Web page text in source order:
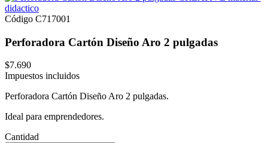
Código C717001
Perforadora Cartón Diseño Aro 2 pulgadas
$7.690
Impuestos incluidos
Perforadora Cartón Diseño Aro 2 pulgadas.
Ideal para emprendedores.
Cantidad